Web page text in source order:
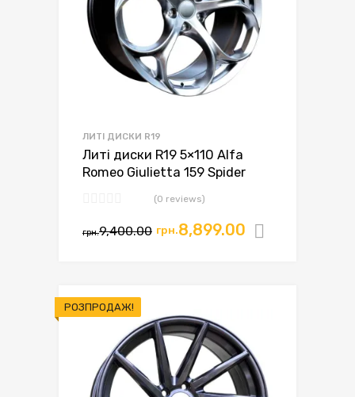
ЛИТІ ДИСКИ R19
Литі диски R19 5×110 Alfa
Romeo Giulietta 159 Spider
(0 reviews)
грн.9,400.00 грн.8,899.00
РОЗПРОДАЖ!